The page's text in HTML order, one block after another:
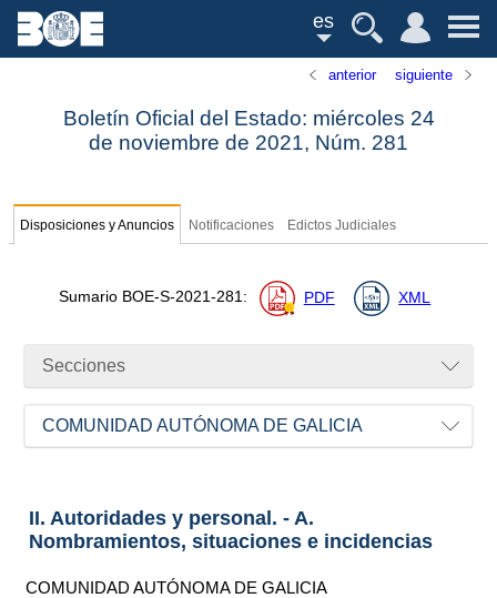
es
anterior siguiente
Boletín Oficial del Estado: miércoles 24
de noviembre de 2021, Núm. 281
Disposiciones y Anuncios Notificaciones Edictos Judiciales
Sumario BOE-S-2021-281: PDF XML
Secciones
COMUNIDAD AUTÓNOMA DE GALICIA
II. Autoridades y personal. - A.
Nombramientos, situaciones e incidencias
COMUNIDAD AUTÓNOMA DE GALICIA